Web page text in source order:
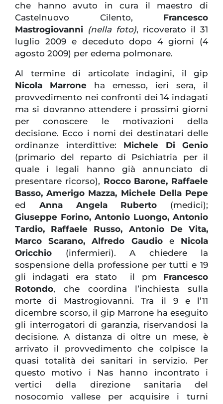
che hanno avuto in cura il maestro di
Castelnuovo Cilento, Francesco
Mastrogiovanni (nella foto), ricoverato il 31
luglio 2009 e deceduto dopo 4 giorni (4
agosto 2009) per edema polmonare.
Al termine di articolate indagini, il gip
Nicola Marrone ha emesso, ieri sera, il
provvedimento nei confronti dei 14 indagati
ma si dovranno attendere i prossimi giorni
per conoscere le motivazioni della
decisione. Ecco i nomi dei destinatari delle
ordinanze interdittive: Michele Di Genio
(primario del reparto di Psichiatria per il
quale i legali hanno già annunciato di
presentare ricorso), Rocco Barone, Raffaele
Basso, Amerigo Mazza, Michele Della Pepe
ed Anna Angela Ruberto (medici);
Giuseppe Forino, Antonio Luongo, Antonio
Tardio, Raffaele Russo, Antonio De Vita,
Marco Scarano, Alfredo Gaudioe Nicola
Oricchio (infermieri). A chiedere la
sospensione della professione per tutti e 19
gli indagati era stato il pm Francesco
Rotondo, che coordina l’inchiesta sulla
morte di Mastrogiovanni. Tra il 9 e l’11
dicembre scorso, il gip Marrone ha eseguito
gli interrogatori di garanzia, riservandosi la
decisione. A distanza di oltre un mese, è
arrivato il provvedimento che colpisce la
quasi totalità dei sanitari in servizio. Per
questo motivo i Nas hanno incontrato i
vertici della direzione sanitaria del
nosocomio vallese per acquisire i turni